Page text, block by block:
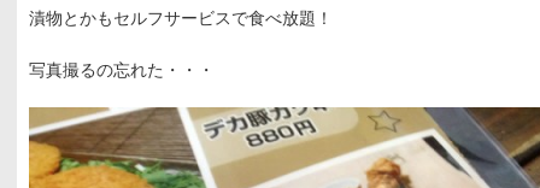
漬物とかもセルフサービスで食べ放題！
写真撮るの忘れた・・・